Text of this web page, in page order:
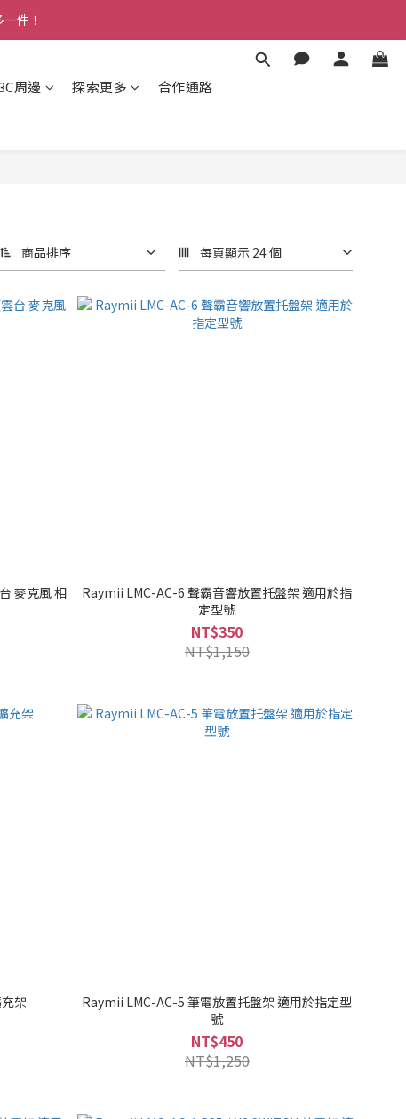
件！
周邊 探索更多
合作通路
商品排序 每頁顯示 24 個
麥克風 相
Raymii LMC-AC-6 聲霸音響放置托盤架 適用於指
定型號
NT$350
NT$1,150
架
Raymii LMC-AC-5 筆電放置托盤架 適用於指定型
號
NT$450
NT$1,250